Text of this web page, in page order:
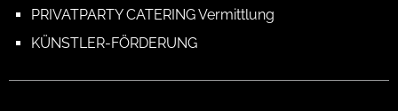
PRIVATPARTY CATERING Vermittlung
KÜNSTLER-FÖRDERUNG